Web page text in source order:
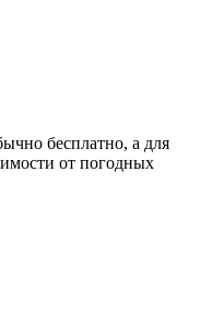
бесплатно, а для
от погодных